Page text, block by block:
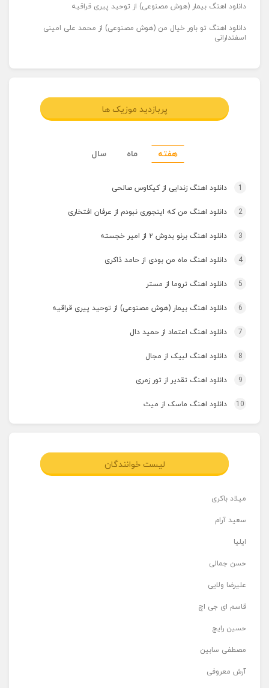
دانلود اهنگ بیمار (هوش مصنوعی) از توحید پیری قراقیه
دانلود اهنگ تو باور خیال من (هوش مصنوعی) از محمد علی امینی
اسفندارانی
پربازدید موزیک ها
هفته ماه سال
1 دانلود اهنگ زندایی از کیکاوس صالحی
2 دانلود اهنگ من که اینجوری نبودم از عرفان افتخاری
3 دانلود اهنگ برنو بدوش ۲ از امیر خجسته
4 دانلود اهنگ ماه من بودی از حامد ذاکری
5 دانلود اهنگ تروما از مستر
6 دانلود اهنگ بیمار (هوش مصنوعی) از توحید پیری قراقیه
7 دانلود اهنگ اعتماد از حمید دال
8 دانلود اهنگ لبیک از مجال
9 دانلود اهنگ تقدیر از تور زمری
10 دانلود اهنگ ماسک از میث
لیست خوانندگان
میلاد باکری
سعید آرام
ایلیا
حسن جمالی
علیرضا ولایی
قاسم ای جی اچ
حسین رایج
مصطفی سابین
آرش معروفی